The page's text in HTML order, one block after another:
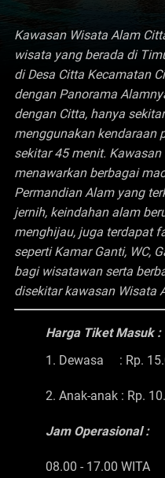
Kawasan Wisata Alam
wisata yang berada di
di Desa Citta Kecamatan
dengan Panorama
dengan Citta, hanya
menggunakan kendaraan
sekitar 45 menit.
menawarkan berbagai
Permandian Alam yang
jernih, keindahan alam
menghijau, juga terdapat
seperti Kamar Ganti, WC,
bagi wisatawan serta
disekitar kawasan Wisata
Harga Tiket Masuk :
1. Dewasa : Rp.
2. Anak-anak : Rp.
Jam Operasional :
08.00 - 17.00 WITA